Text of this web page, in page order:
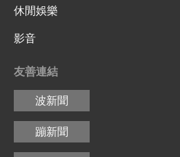
休閒娛樂
影音
友善連結
波新聞
蹦新聞